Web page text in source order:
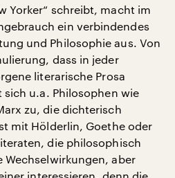
Yorker“ schreibt, macht im
ein verbindendes
und Philosophie aus. Von
dass in jeder
literarische Prosa
sich u.a. Philosophen wie
zu, die dichterisch
mit Hölderlin, Goethe oder
die philosophisch
Wechselwirkungen, aber